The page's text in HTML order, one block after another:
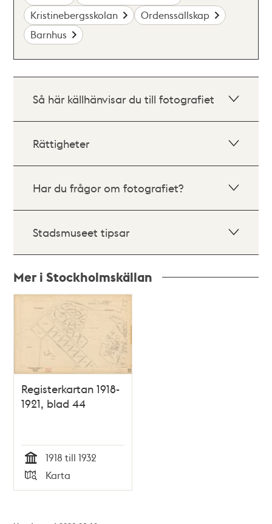
Kristinebergsskolan
Ordenssällskap
Barnhus
Så här källhänvisar du till fotografiet
Rättigheter
Har du frågor om fotografiet?
Stadsmuseet tipsar
Mer i Stockholmskällan
Registerkartan 1918-
1921, blad 44
Tid
1918 till 1932
Typ
Karta